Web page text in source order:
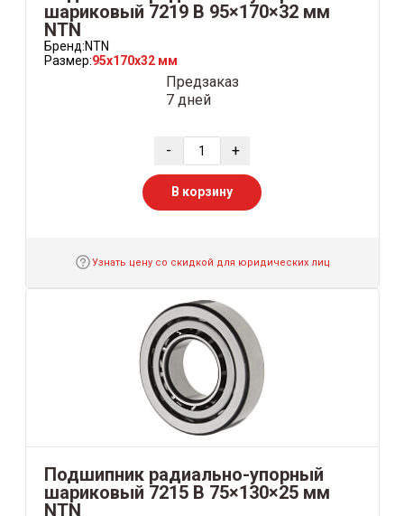
шариковый 7219 B 95×170×32 мм
NTN
Бренд:NTN
Размер:95x170x32 мм
Предзаказ
7 дней
- +
В корзину
Узнать цену со скидкой для юридических лиц
Подшипник радиально-упорный
шариковый 7215 B 75×130×25 мм
NTN